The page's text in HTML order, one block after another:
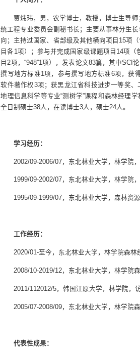
贾炜玮，男，农学博士，教授，博士生导
统工程专业委员会副秘书长；主要从事林分生
向；主持过国家、省部级及其他横向项目15项
目各1项）；参与并完成国家级课题项目14项
目2项，“948”1项），发表论文83篇，其中
撰写地方标准1项，参与撰写地方标准6项，获
软件著作权3项；获黑龙江省科技进步一等奖、
地理信息科学等专业“测树学”课程和森林经理
全日制硕士38人，在读博士3人，硕士24人。
学习经历：
2002/09-2006/07，东北林业大学，林学院
1999/09-2002/07，东北林业大学，林学院
1995/09-1999/07，东北林业大学，森林资
工作经历：
2020/01-至今，东北林业大学，林学院森林
2008/10-2019/12，东北林业大学，林学院
2011/112012/5，韩国江原大学，林学院，
2005/07-2008/09，东北林业大学，林学院
代表性成果：